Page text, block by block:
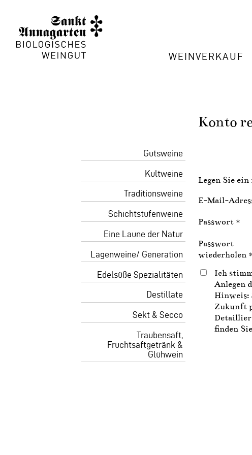
WEINVERKAUF
Gutsweine
Kultweine
Traditionsweine
Schichtstufenweine
Eine Laune der Natur
Lagenweine/ Generation
Edelsüße Spezialitäten
Destillate
Sekt & Secco
Traubensaft,
Fruchtsaftgetränk &
Glühwein
Konto
Legen Sie
E-Mail-
Passwort *
Passwort
wiederholen *
Ich
Anlegen
Hinweis:
Zukunft
finden